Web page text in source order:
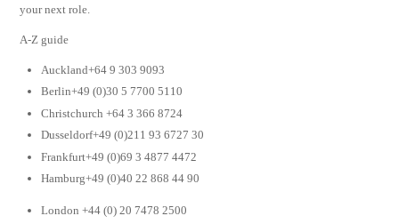
your next role.
A-Z guide
Auckland+64 9 303 9093
Berlin+49 (0)30 5 7700 5110
Christchurch +64 3 366 8724
Dusseldorf+49 (0)211 93 6727 30
Frankfurt+49 (0)69 3 4877 4472
Hamburg+49 (0)40 22 868 44 90
London +44 (0) 20 7478 2500